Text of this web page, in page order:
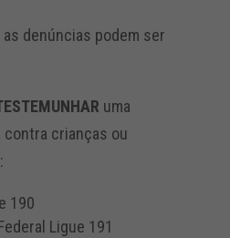
denúncias podem ser
uma
crianças ou
190
Ligue 191